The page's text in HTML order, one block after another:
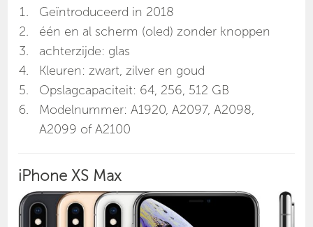
Geïntroduceerd in 2018
één en al scherm (oled) zonder knoppen
achterzijde: glas
Kleuren: zwart, zilver en goud
Opslagcapaciteit: 64, 256, 512 GB
Modelnummer: A1920, A2097, A2098,
A2099 of A2100
iPhone XS Max